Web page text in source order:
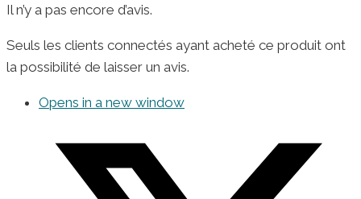
Il n’y a pas encore d’avis.
Seuls les clients connectés ayant acheté ce produit ont
la possibilité de laisser un avis.
Opens in a new window